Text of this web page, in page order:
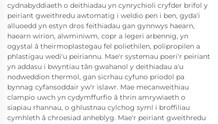
cydnabyddiaeth o deithiadau yn cynrychioli cryfder brifol y
peiriant gweithredu awtomatig i weldio pen i ben, gyda'i
alluoedd yn estyn dros feithiadau gan gynnwys haearn,
haearn wirion, alwminiwm, copr a legeri arbennig, yn
ogystal â theirmoplastegau fel poliethilen, polipropilen a
phlastigau wedi'u peiriannu. Mae'r systemau poeri'r peiriant
yn addasu i bwyntiau tân gwahanol y deithiadau a'u
nodweddion thermol, gan sicrhau cyfuno priodol pa
bynnag cyfansoddair yw'r islawr. Mae mecanweithiau
clampio uwch yn cydymffurfio â thrin amrywiaeth o
siapiau rhannau, o ghlustnau cylchog syml i broffiliau
cymhleth â chroesiad anheblyg. Mae'r peiriant gweithredu